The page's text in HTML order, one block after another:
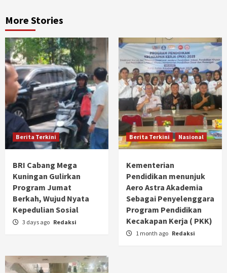
More Stories
Berita Terkini
BRI Cabang Mega
Kuningan Gulirkan
Program Jumat
Berkah, Wujud Nyata
Kepedulian Sosial
3 days ago Redaksi
Berita Terkini Nasional
Kementerian
Pendidikan menunjuk
Aero Astra Akademia
Sebagai Penyelenggara
Program Pendidikan
Kecakapan Kerja ( PKK)
1 month ago Redaksi